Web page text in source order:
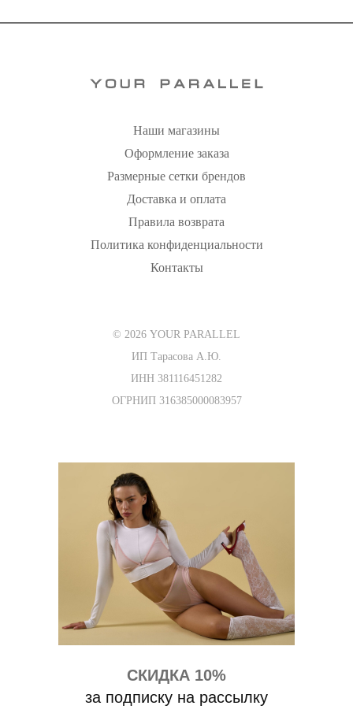
Наши магазины
Оформление заказа
Размерные сетки брендов
Доставка и оплата
Правила возврата
Политика конфиденциальности
Контакты
© 2026 YOUR PARALLEL
ИП Тарасова А.Ю.
ИНН 381116451282
ОГРНИП 316385000083957
СКИДКА 10%
за подписку на рассылку